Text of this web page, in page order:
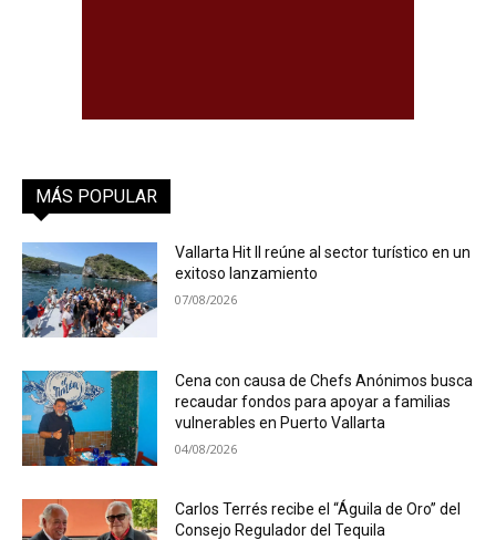
MÁS POPULAR
Vallarta Hit II reúne al sector turístico en un
exitoso lanzamiento
07/08/2026
Cena con causa de Chefs Anónimos busca
recaudar fondos para apoyar a familias
vulnerables en Puerto Vallarta
04/08/2026
Carlos Terrés recibe el “Águila de Oro” del
Consejo Regulador del Tequila